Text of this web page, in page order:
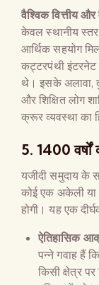
वैश्विक वित्तीय
केवल स्थानीय
आर्थिक सहयोग
कट्टरपंथी
थे। इसके अलावा,
और शिक्षित लोग
क्रूर व्यवस्था का
5. 1400 वर्षों
यजीदी समुदाय के
कोई एक अकेली या
होगी। यह एक
ऐतिहासिक
पन्ने गवाह हैं
किसी क्षेत्र